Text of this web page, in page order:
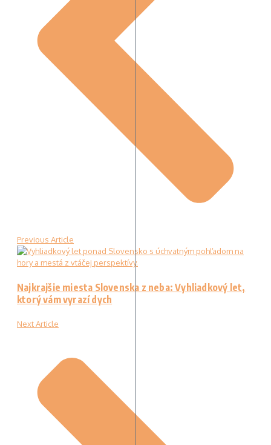
Previous Article
Najkrajšie miesta Slovenska z neba: Vyhliadkový let,
ktorý vám vyrazí dych
Next Article